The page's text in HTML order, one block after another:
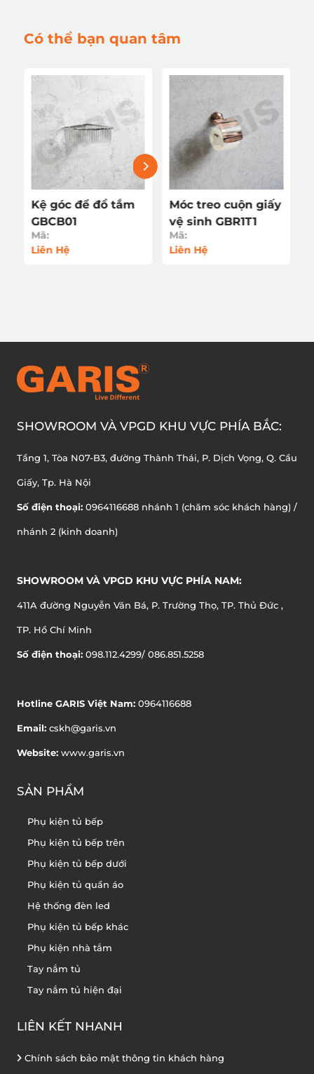
Có thể bạn quan tâm
Kệ góc để đồ tắm
GBCB01
Mã:
Liên Hệ
Móc treo cuộn giấy
vệ sinh GBR1T1
Mã:
Liên Hệ
SHOWROOM VÀ VPGD KHU VỰC PHÍA BẮC:
Tầng 1, Tòa N07-B3, đường Thành Thái, P. Dịch Vọng, Q. Cầu
Giấy, Tp. Hà Nội
Số điện thoại: 0964116688 nhánh 1 (chăm sóc khách hàng) /
nhánh 2 (kinh doanh)
SHOWROOM VÀ VPGD KHU VỰC PHÍA NAM:
411A đường Nguyễn Văn Bá, P. Trường Thọ, TP. Thủ Đức ,
TP. Hồ Chí Minh
Số điện thoại: 098.112.4299/ 086.851.5258
Hotline GARIS Việt Nam: 0964116688
Email: cskh@garis.vn
Website: www.garis.vn
SẢN PHẨM
Phụ kiện tủ bếp
Phụ kiện tủ bếp trên
Phụ kiện tủ bếp dưới
Phụ kiện tủ quần áo
Hệ thống đèn led
Phụ kiện tủ bếp khác
Phụ kiện nhà tắm
Tay nắm tủ
Tay nắm tủ hiện đại
LIÊN KẾT NHANH
Chính sách bảo mật thông tin khách hàng